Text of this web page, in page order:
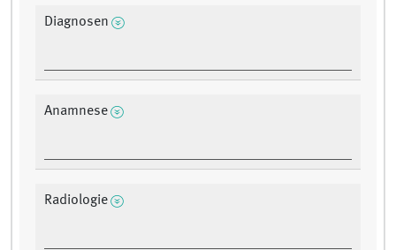
Diagnosen
Anamnese
Radiologie